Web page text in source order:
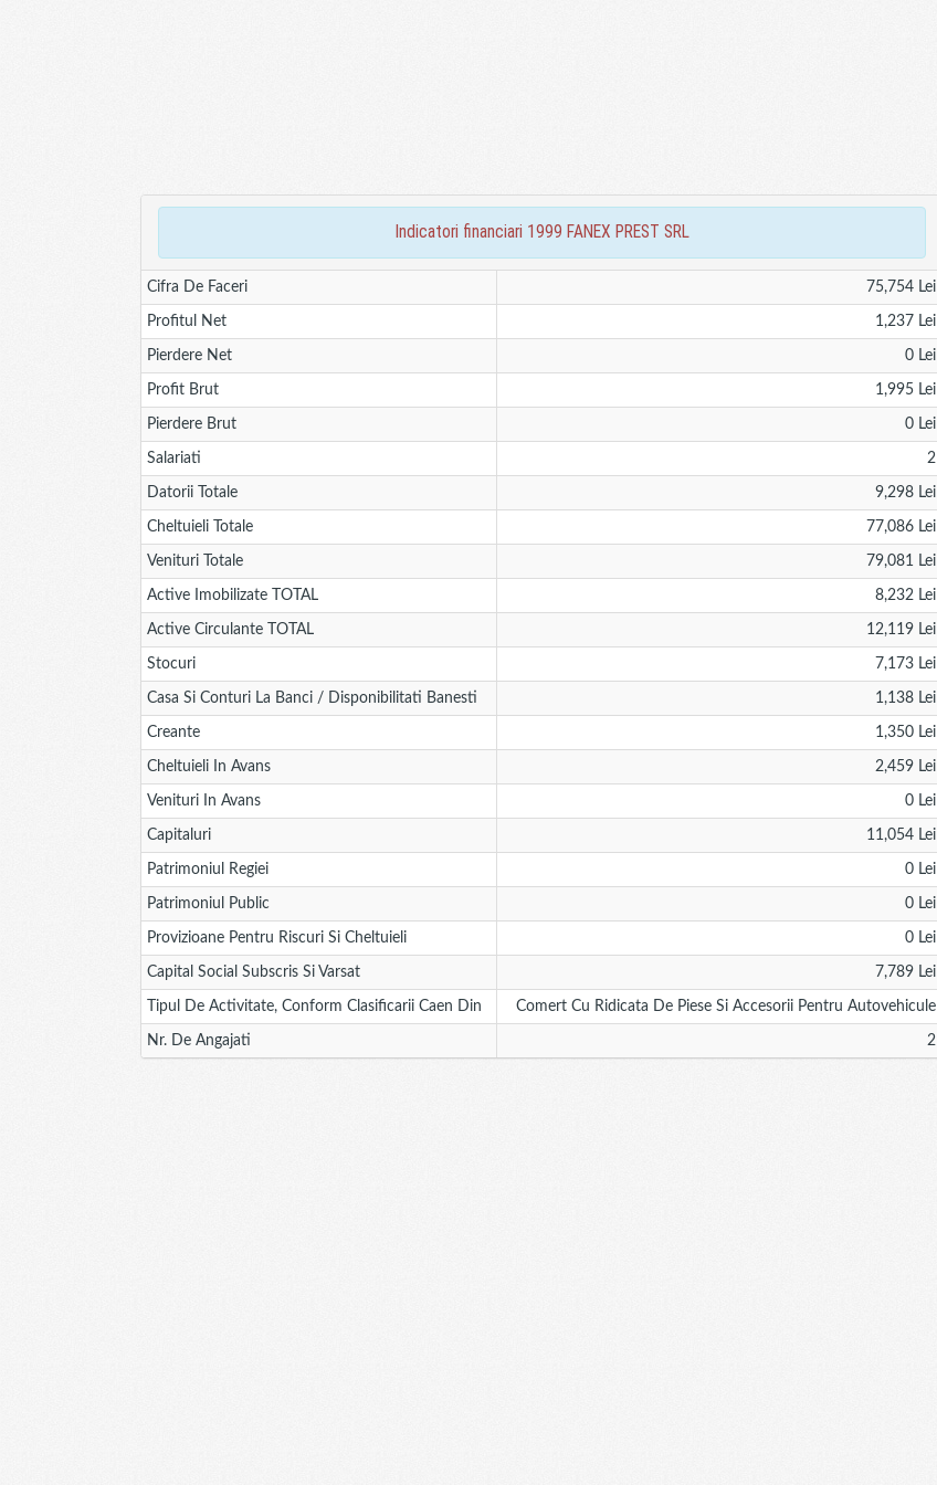
indicatori financiari 1999 FANEX PREST SRL
Cifra De Faceri 75,754 Lei
Profitul Net 1,237 Lei
Pierdere Net 0 Lei
Profit Brut 1,995 Lei
Pierdere Brut 0 Lei
Salariati 2
Datorii Totale 9,298 Lei
Cheltuieli Totale 77,086 Lei
Venituri Totale 79,081 Lei
Active Imobilizate TOTAL 8,232 Lei
Active Circulante TOTAL 12,119 Lei
Stocuri 7,173 Lei
Casa Si Conturi La Banci / Disponibilitati Banesti 1,138 Lei
Creante 1,350 Lei
Cheltuieli In Avans 2,459 Lei
Venituri In Avans 0 Lei
Capitaluri 11,054 Lei
Patrimoniul Regiei 0 Lei
Patrimoniul Public 0 Lei
Provizioane Pentru Riscuri Si Cheltuieli 0 Lei
Capital Social Subscris Si Varsat 7,789 Lei
Tipul De Activitate, Conform Clasificarii Caen Din Comert Cu Ridicata De Piese Si Accesorii Pentru Autovehicule
Nr. De Angajati 2